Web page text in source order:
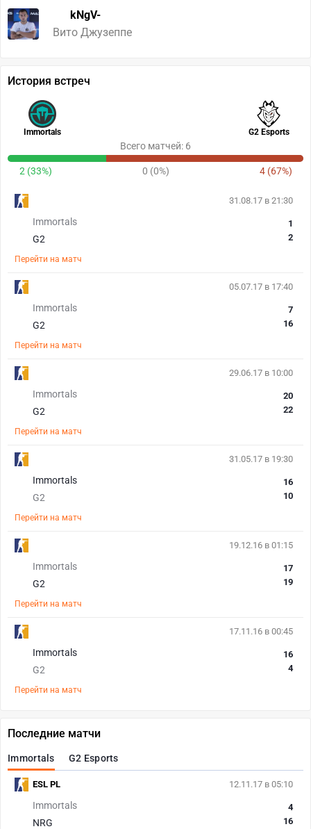
kNgV-
Вито Джузеппе
История встреч
Immortals G2 Esports
Всего матчей: 6
2 (33%) 0 (0%) 4 (67%)
31.08.17 в 21:30
Immortals
G2
1
2
Перейти на матч
05.07.17 в 17:40
Immortals
G2
7
16
Перейти на матч
29.06.17 в 10:00
Immortals
G2
20
22
Перейти на матч
31.05.17 в 19:30
Immortals
G2
16
10
Перейти на матч
19.12.16 в 01:15
Immortals
G2
17
19
Перейти на матч
17.11.16 в 00:45
Immortals
G2
16
4
Перейти на матч
Последние матчи
Immortals G2 Esports
12.11.17 в 05:10
Immortals
NRG
4
16
ESL PL